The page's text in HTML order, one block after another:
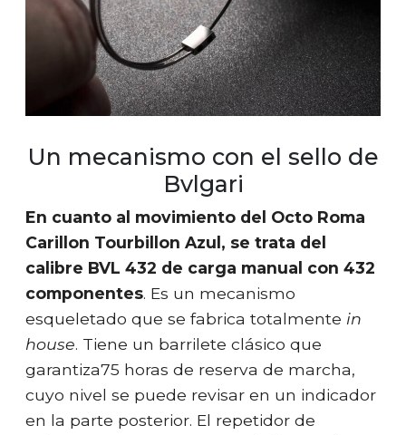
Un mecanismo con el sello de
Bvlgari
En cuanto al movimiento del Octo Roma
Carillon Tourbillon Azul, se trata del
calibre BVL 432 de carga manual con 432
componentes. Es un mecanismo
esqueletado que se fabrica totalmente in
house. Tiene un barrilete clásico que
garantiza75 horas de reserva de marcha,
cuyo nivel se puede revisar en un indicador
en la parte posterior. El repetidor de